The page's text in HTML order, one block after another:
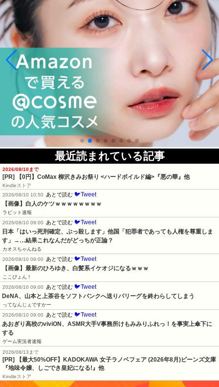
最近読まれている記事
2026/08/10まで
[PR] 【0円】CoMax 柳沢きみお祭り <ハードボイルド編>『悪の華』他
Kindleストア
2026/08/10 10:50
あとで読む 🐦Tweet
【画像】白人のケツｗｗｗｗｗｗｗｗ
ラビット速報
2026/08/10 09:00
あとで読む 🐦Tweet
日本「はいっ死刑確定、ぶっ殺します」他国「犯罪者であっても人権を尊重しま
す」→…結果これなんだがどっちが正論？
カオスちゃんねる
2026/08/10 09:00
あとで読む 🐦Tweet
【画像】最新のひろゆき、白髪系イケオジになるｗｗｗ
ここぴょん！
2026/08/10 09:00
あとで読む 🐦Tweet
DeNA、山本と上茶谷をソフトバンクへ送りパリーグを終わらしてしまう
ってなんじぇですかー
2026/08/10 09:00
あとで読む 🐦Tweet
あおぎり高校のviviON、ASMR大手V事務所けもみみりふれっ！を事実上傘下に
する
ゲーム実況者速報
2026/08/13まで
[PR] 【最大50%OFF】KADOKAWA 女子ラノベフェア (2026年8月)ビーンズ文庫
『地味令嬢、しごでき皇妃になる!』他
Kindleストア